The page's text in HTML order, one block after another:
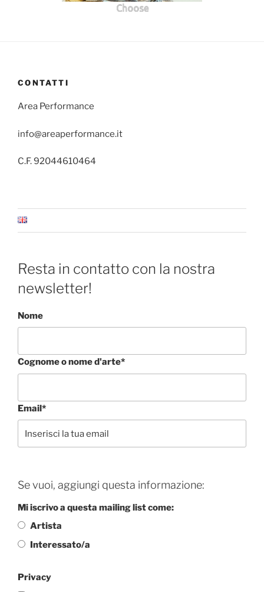
Choose
CONTATTI
Area Performance
info@areaperformance.it
C.F. 92044610464
Resta in contatto con la nostra
newsletter!
Nome
Cognome o nome d'arte*
Email*
Se vuoi, aggiungi questa informazione:
Mi iscrivo a questa mailing list come:
Artista
Interessato/a
Privacy